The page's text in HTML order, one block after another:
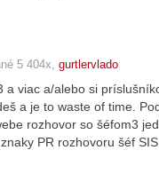
5 404x, gurtlervlado
a viac a/alebo si
a je to waste of time.
rozhovor so šéfom3
PR rozhovoru šéf